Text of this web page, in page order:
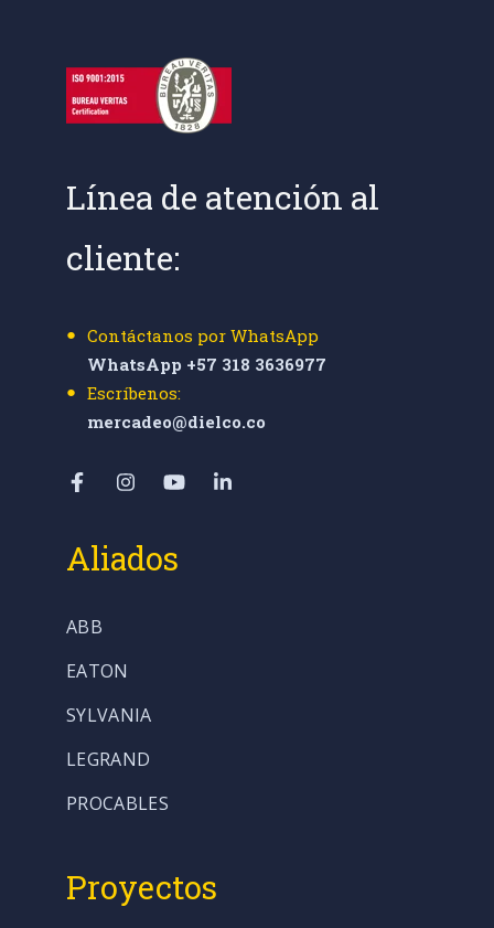
Línea de atención al
cliente:
Contáctanos por WhatsApp
WhatsApp +57 318 3636977
Escríbenos:
mercadeo@dielco.co
Aliados
ABB
EATON
SYLVANIA
LEGRAND
PROCABLES
Proyectos